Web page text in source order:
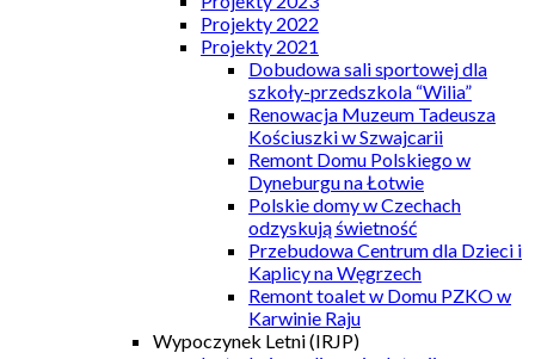
Projekty 2022
Projekty 2021
Dobudowa sali sportowej dla
szkoły-przedszkola “Wilia”
Renowacja Muzeum Tadeusza
Kościuszki w Szwajcarii
Remont Domu Polskiego w
Dyneburgu na Łotwie
Polskie domy w Czechach
odzyskują świetność
Przebudowa Centrum dla Dzieci i
Kaplicy na Węgrzech
Remont toalet w Domu PZKO w
Karwinie Raju
Wypoczynek Letni (IRJP)